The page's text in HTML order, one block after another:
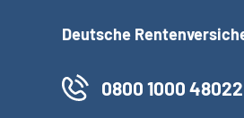
Deutsche
0800 1000 48022